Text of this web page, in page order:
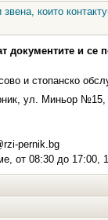
които
документите и се
и стопанско
ул. Миньор №15,
pernik.bg
от 08:30 до 17:00,